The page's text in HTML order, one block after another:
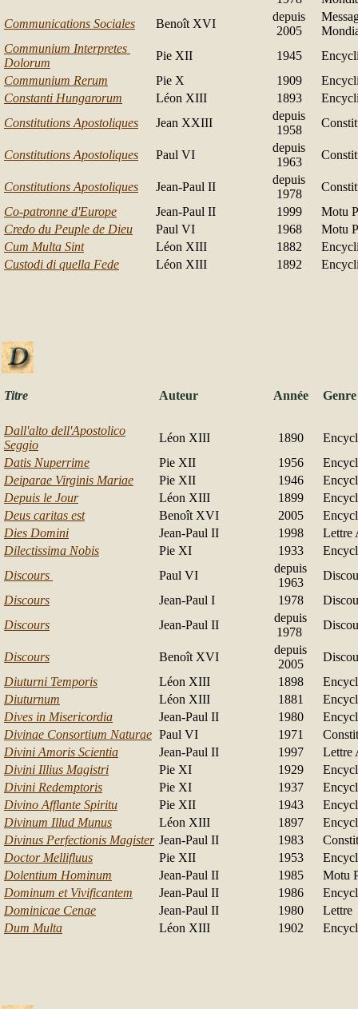
Communications Sociales
Benoît XVI
depuis
2005
Communium Interpretes
Dolorum
Pie XII 1945
Communium Rerum
Pie X 1909
Constanti Hungarorum
Léon XIII 1893
Constitutions Apostoliques
Jean XXIII
depuis
1958
Constitutions Apostoliques Paul VI
depuis
1963
Constitutions Apostoliques Jean-Paul II
depuis
1978
Co-patronne d'Europe
Jean-Paul II 1999
Motu
Credo du Peuple de Dieu
Paul VI 1968
Motu
Cum Multa Sint
Léon XIII 1882
Custodi di quella Fede
Léon XIII 1892
Titre Auteur Année Genre
Dall'alto dell'Apostolico
Seggio
Léon XIII 1890
Datis Nuperrime
Pie XII 1956
Deiparae Virginis Mariae
Pie XII 1946
Depuis le Jour
Léon XIII 1899
Deus caritas est
Benoît XVI 2005
Dies Domini
Jean-Paul II 1998
Lettre
Dilectissima Nobis
Pie XI 1933
Discours
Paul VI
depuis
1963
Discours
Jean-Paul I 1978
Discours
Jean-Paul II
depuis
1978
Discours Benoît XVI
depuis
2005
Diuturni Temporis
Léon XIII 1898
Diuturnum
Léon XIII 1881
Dives in Misericordia
Jean-Paul II 1980
Divinae Consortium Naturae Paul VI 1971
Divini Amoris Scientia
Jean-Paul II 1997
Lettre
Divini Illius Magistri
Pie XI 1929
Divini Redemptoris
Pie XI 1937
Divino Afflante Spiritu
Pie XII 1943
Divinum Illud Munus
Léon XIII 1897
Divinus Perfectionis Magister Jean-Paul II 1983
Doctor Mellifluus
Pie XII 1953
Dolentium Hominum
Jean-Paul II 1985
Motu
Dominum et Vivificantem
Jean-Paul II 1986
Dominicae Cenae
Jean-Paul II 1980
Lettre
Dum Multa
Léon XIII 1902